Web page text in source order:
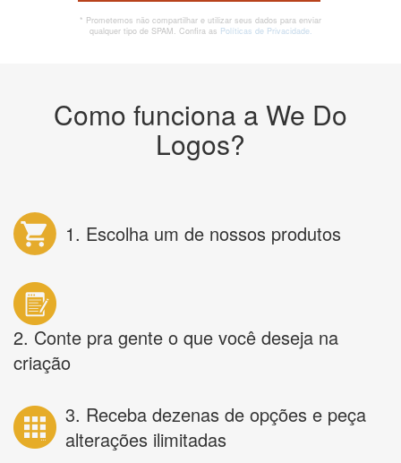
* Prometemos não compartilhar e utilizar seus dados para enviar
qualquer tipo de SPAM. Confira as Políticas de Privacidade.
Como funciona a We Do
Logos?
1. Escolha um de nossos produtos
2. Conte pra gente o que você deseja na
criação
3. Receba dezenas de opções e peça
alterações ilimitadas